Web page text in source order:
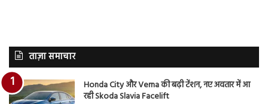
ताज़ा समाचार
Honda City और Verna की बढ़ी टेंशन, नए अवतार में आ
रही Skoda Slavia Facelift